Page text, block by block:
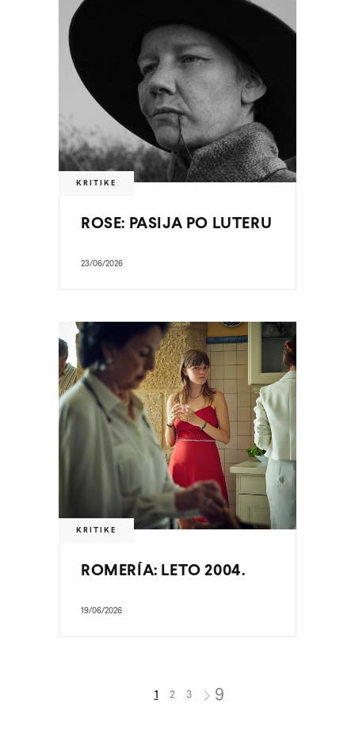
KRITIKE
ROSE: PASIJA PO LUTERU
23/06/2026
KRITIKE
ROMERÍA: LETO 2004.
19/06/2026
1 2 3